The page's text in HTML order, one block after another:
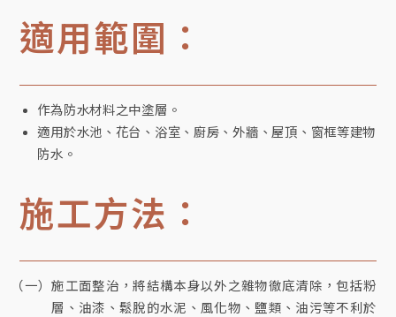
適用範圍：
作為防水材料之中塗層。
適用於水池、花台、浴室、廚房、外牆、屋頂、窗框等建物
防水。
施工方法：
（一）施工面整治，將結構本身以外之雜物徹底清除，包括粉
層、油漆、鬆脫的水泥、風化物、鹽類、油污等不利於